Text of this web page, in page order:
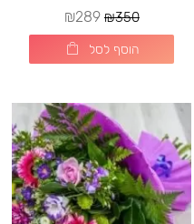
₪350
₪289
הוסף לסל